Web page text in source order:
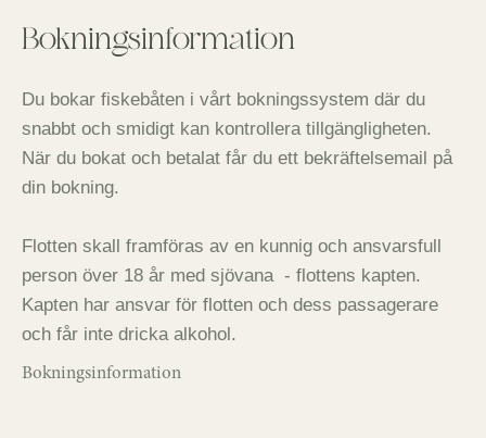
Bokningsinformation
Du bokar fiskebåten i vårt bokningssystem där du
snabbt och smidigt kan kontrollera tillgängligheten.
När du bokat och betalat får du ett bekräftelsemail på
din bokning.
Flotten skall framföras av en kunnig och ansvarsfull
person över 18 år med sjövana - flottens kapten.
Kapten har ansvar för flotten och dess passagerare
och får inte dricka alkohol.
Bokningsinformation